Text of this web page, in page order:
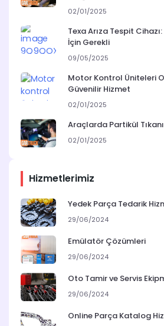
02/01/2025
Texa Arıza Tespit
İçin Gerekli
09/05/2025
Motor Kontrol Üniteleri
Güvenilir Hizmet
02/01/2025
Araçlarda Partikül
02/01/2025
Hizmetlerimiz
Yedek Parça Tedarik
29/06/2024
Emülatör Çözümleri
29/06/2024
Oto Tamir ve Servis
29/06/2024
Online Parça Katalog